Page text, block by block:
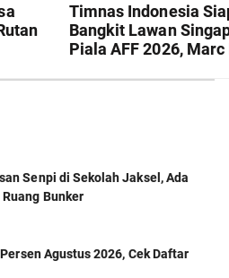
Timnas Indonesia
Bangkit Lawan
Piala AFF 2026,
Kami
Senpi di Sekolah Jaksel, Ada
Bunker
Agustus 2026, Cek Daftar